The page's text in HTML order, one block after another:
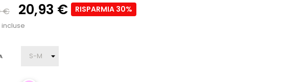
€ 20,93 € RISPARMIA 30%